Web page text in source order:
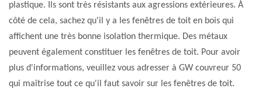
plastique. Ils sont très résistants aux agressions extérieures. À
côté de cela, sachez qu'il y a les fenêtres de toit en bois qui
affichent une très bonne isolation thermique. Des métaux
peuvent également constituer les fenêtres de toit. Pour avoir
plus d'informations, veuillez vous adresser à GW couvreur 50
qui maîtrise tout ce qu'il faut savoir sur les fenêtres de toit.